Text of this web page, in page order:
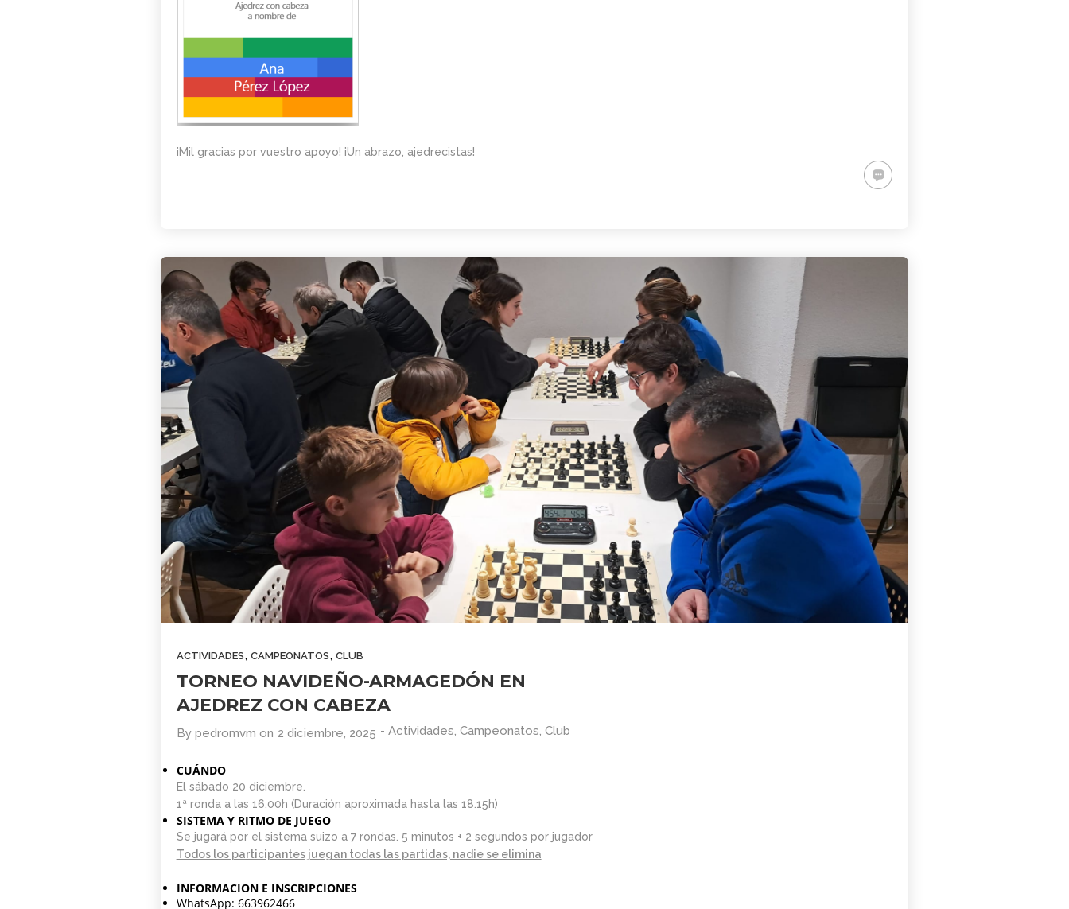
¡Mil gracias por vuestro apoyo! ¡Un abrazo, ajedrecistas!
ACTIVIDADES, CAMPEONATOS, CLUB
TORNEO NAVIDEÑO-ARMAGEDÓN EN
AJEDREZ CON CABEZA
By pedromvm on 2 diciembre, 2025 - Actividades, Campeonatos, Club
CUÁNDO
El sábado 20 diciembre.
1ª ronda a las 16.00h (Duración aproximada hasta las 18.15h)
SISTEMA Y RITMO DE JUEGO
Se jugará por el sistema suizo a 7 rondas. 5 minutos + 2 segundos por jugador
Todos los participantes juegan todas las partidas, nadie se elimina
INFORMACION E INSCRIPCIONES
WhatsApp: 663962466